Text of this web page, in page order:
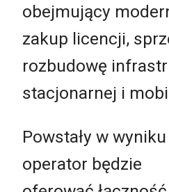
obejmujący
zakup licencji,
rozbudowę
stacjonarnej i
Powstały w
operator będzie